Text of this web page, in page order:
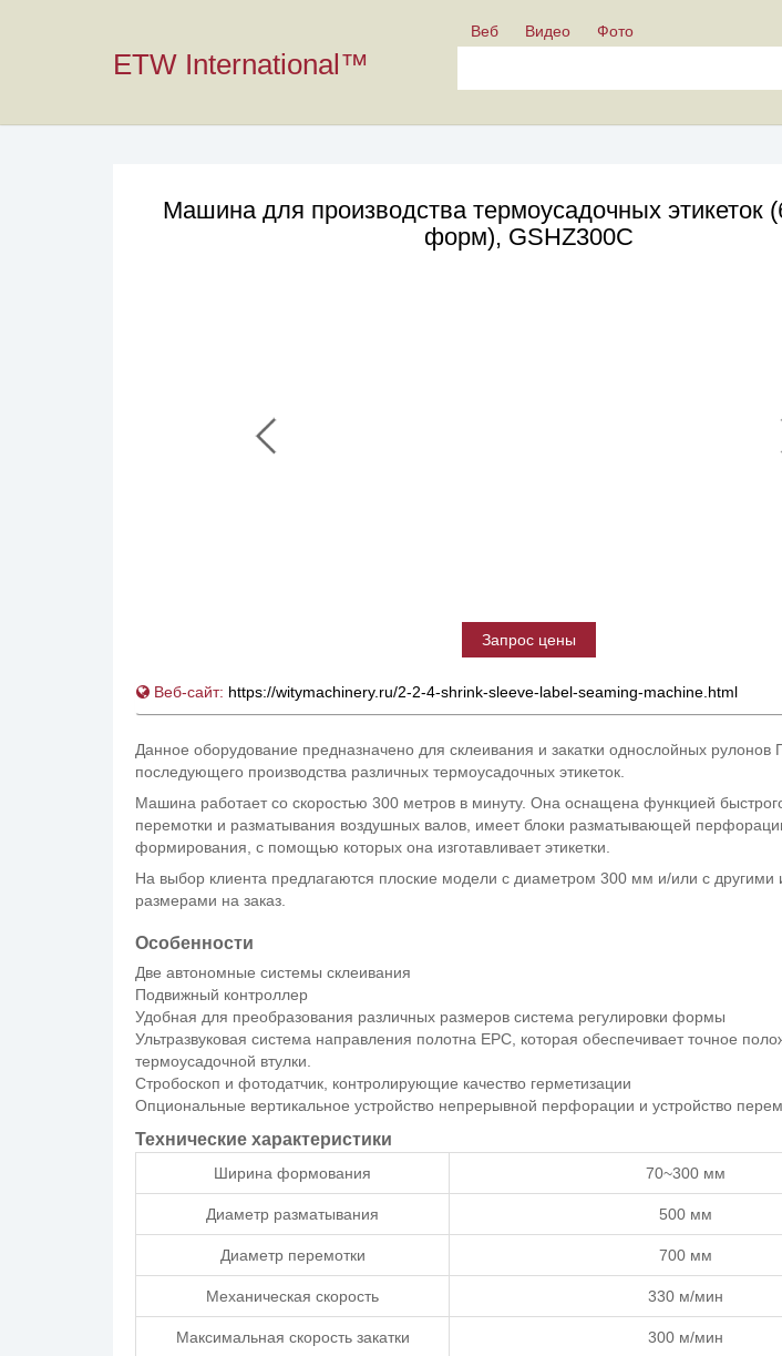
ETW International™
Веб Видео Фото
Машина для производства термоусадочных этикеток
форм), GSHZ300C
Запрос цены
Веб-сайт: https://witymachinery.ru/2-2-4-shrink-sleeve-label-seaming-machine.html
Данное оборудование предназначено для склеивания и закатки однослойных
последующего производства различных термоусадочных этикеток.
Машина работает со скоростью 300 метров в минуту. Она оснащена функцией
перемотки и разматывания воздушных валов, имеет блоки разматывающей
формирования, с помощью которых она изготавливает этикетки.
На выбор клиента предлагаются плоские модели с диаметром 300 мм и/или с другими
размерами на заказ.
Особенности
Две автономные системы склеивания
Подвижный контроллер
Удобная для преобразования различных размеров система регулировки формы
Ультразвуковая система направления полотна EPC, которая обеспечивает точное
термоусадочной втулки.
Стробоскоп и фотодатчик, контролирующие качество герметизации
Опциональные вертикальное устройство непрерывной перфорации и устройство
Технические характеристики
Ширина формования 70~300 мм
Диаметр разматывания 500 мм
Диаметр перемотки 700 мм
Механическая скорость 330 м/мин
Максимальная скорость закатки 300 м/мин